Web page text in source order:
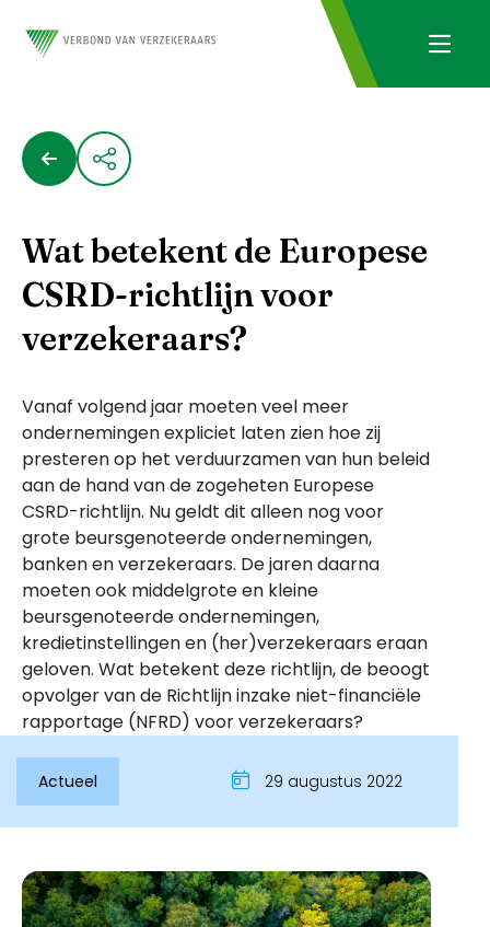
Inloggen
Wat betekent de Europese
CSRD-richtlijn voor
verzekeraars?
Vanaf volgend jaar moeten veel meer
ondernemingen expliciet laten zien hoe zij
presteren op het verduurzamen van hun beleid
aan de hand van de zogeheten Europese
CSRD-richtlijn. Nu geldt dit alleen nog voor
grote beursgenoteerde ondernemingen,
banken en verzekeraars. De jaren daarna
moeten ook middelgrote en kleine
beursgenoteerde ondernemingen,
kredietinstellingen en (her)verzekeraars eraan
geloven. Wat betekent deze richtlijn, de beoogt
opvolger van de Richtlijn inzake niet-financiële
rapportage (NFRD) voor verzekeraars?
Actueel 29 augustus 2022